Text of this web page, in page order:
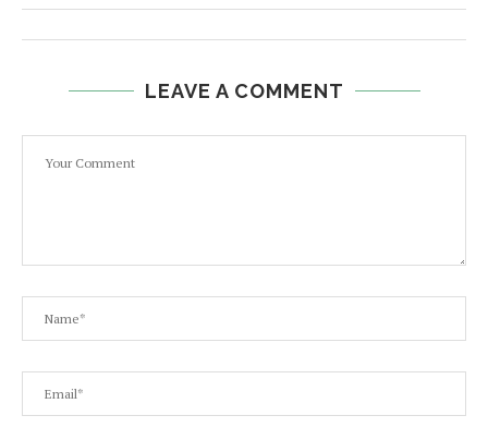
LEAVE A COMMENT